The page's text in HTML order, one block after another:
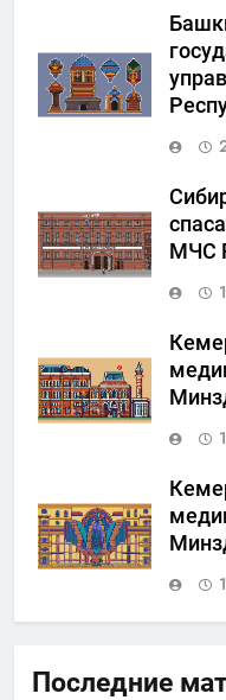
МЧС
Последние